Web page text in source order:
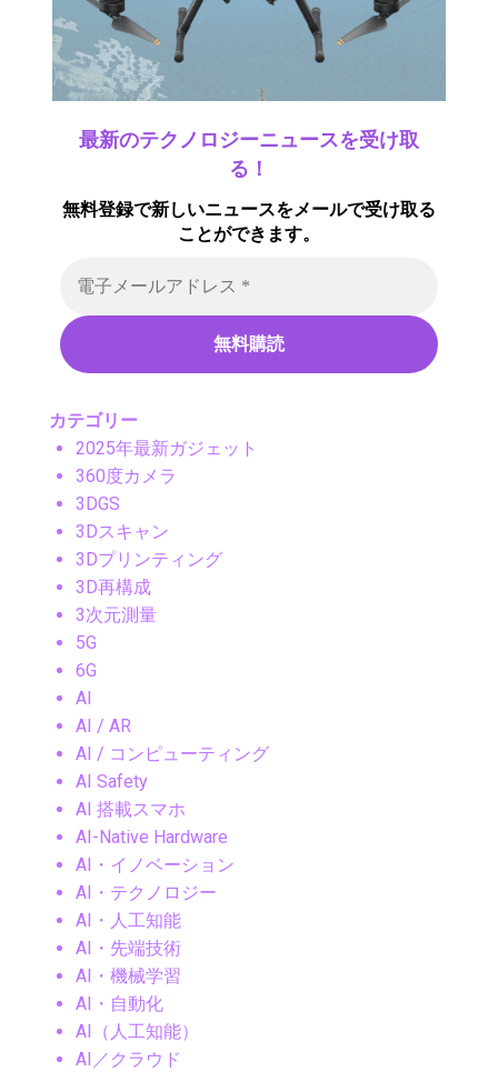
最新のテクノロジーニュースを受け取
る！
無料登録で新しいニュースをメールで受け取る
ことができます。
カテゴリー
2025年最新ガジェット
360度カメラ
3DGS
3Dスキャン
3Dプリンティング
3D再構成
3次元測量
5G
6G
AI
AI / AR
AI / コンピューティング
AI Safety
AI 搭載スマホ
AI-Native Hardware
AI・イノベーション
AI・テクノロジー
AI・人工知能
AI・先端技術
AI・機械学習
AI・自動化
AI（人工知能）
AI／クラウド